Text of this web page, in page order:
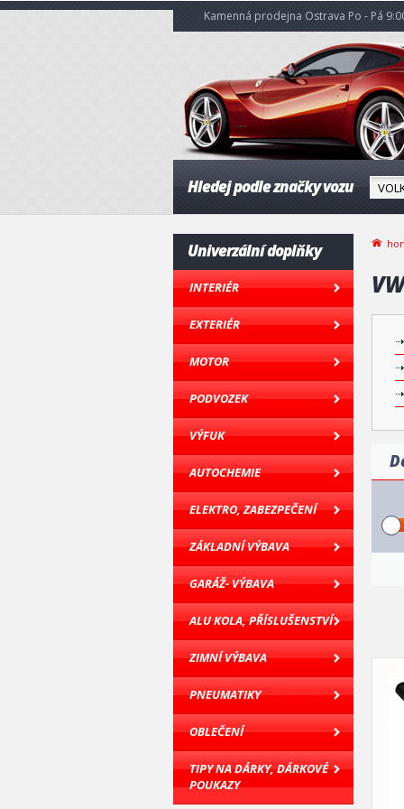
Kamenná prodejna Ostrava Po - Pá
Hledej podle značky vozu
Univerzální doplňky
INTERIÉR
EXTERIÉR
MOTOR
PODVOZEK
VÝFUK
AUTOCHEMIE
ELEKTRO, ZABEZPEČENÍ
ZÁKLADNÍ VÝBAVA
GARÁŽ- VÝBAVA
ALU KOLA, PŘÍSLUŠENSTVÍ
ZIMNÍ VÝBAVA
PNEUMATIKY
OBLEČENÍ
TIPY NA DÁRKY, DÁRKOVÉ
POUKAZY